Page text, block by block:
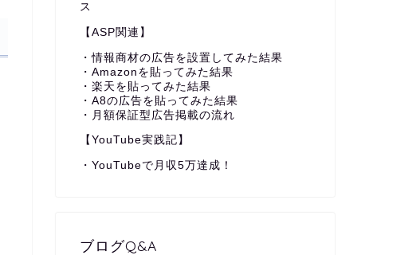
ス
【ASP関連】
・情報商材の広告を設置してみた結果
・Amazonを貼ってみた結果
・楽天を貼ってみた結果
・A8の広告を貼ってみた結果
・月額保証型広告掲載の流れ
【YouTube実践記】
・YouTubeで月収5万達成！
ブログQ&A